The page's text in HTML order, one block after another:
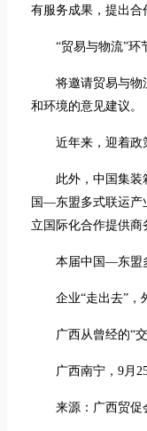
有服务成果，提出
“贸易与物流”环
将邀请贸易与物
和环境的意见建议。
近年来，迎着政
此外，中国集
国—东盟多式联运产
立国际化合作提供商
本届中国—东盟
企业“走出去”，
广西从曾经的“
广西南宁，9月
来源：广西贸促